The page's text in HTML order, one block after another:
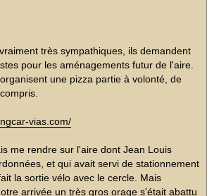
très sympathiques, ils demandent
pour les aménagements futur de l'aire.
une pizza partie à volonté, de
vias.com/
me rendre sur l'aire dont Jean Louis
et qui avait servi de stationnement
la sortie vélo avec le cercle. Mais
arrivée un très gros orage s'était abattu